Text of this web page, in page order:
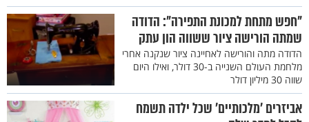
"חפש מתחת למכונת התפירה": הדודה
שמתה הורישה ציור ששווה הון עתק
הדודה מתה והורישה לאחיינה ציור שנקנה אחרי
מלחמת העולם השנייה ב-30 דולר, ואילו היום
שווה 30 מיליון דולר
אביזרים ’מלכותיים’ שכל ילדה תשמח